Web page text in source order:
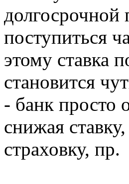
долгосрочной
поступиться
этому ставка
становится
- банк просто
снижая
страховку, пр.